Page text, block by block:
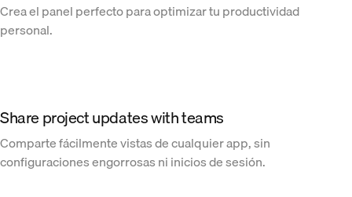
Crea el panel perfecto para optimizar tu productividad
personal.
Share project updates with teams
Comparte fácilmente vistas de cualquier app, sin
configuraciones engorrosas ni inicios de sesión.